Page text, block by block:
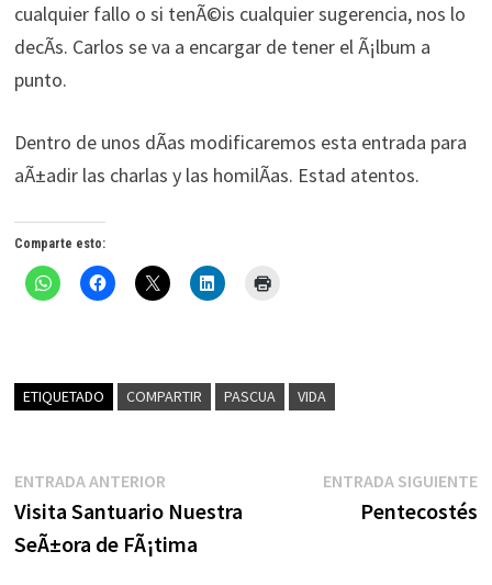
cualquier fallo o si tenÃ©is cualquier sugerencia, nos lo
decÃ­s. Carlos se va a encargar de tener el Ã¡lbum a
punto.
Dentro de unos dÃ­as modificaremos esta entrada para
aÃ±adir las charlas y las homilÃ­as. Estad atentos.
Comparte esto:
ETIQUETADO COMPARTIR PASCUA VIDA
Navegación
de
ENTRADA ANTERIOREntrada
anterior:
Visita Santuario Nuestra
SeÃ±ora de FÃ¡tima
ENTRADA SIGUIENTE
Pentecostés